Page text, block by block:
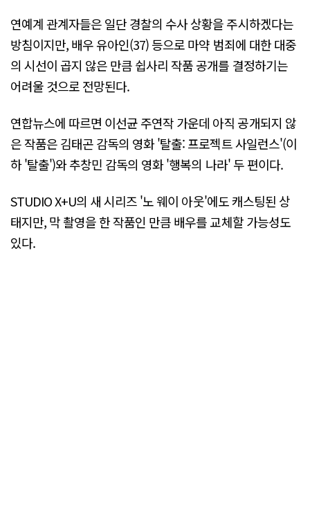
연예계 관계자들은 일단 경찰의 수사 상황을 주시하겠다는
방침이지만, 배우 유아인(37) 등으로 마약 범죄에 대한 대중
의 시선이 곱지 않은 만큼 쉽사리 작품 공개를 결정하기는
어려울 것으로 전망된다.
연합뉴스에 따르면 이선균 주연작 가운데 아직 공개되지 않
은 작품은 김태곤 감독의 영화 '탈출: 프로젝트 사일런스'(이
하 '탈출')와 추창민 감독의 영화 '행복의 나라' 두 편이다.
STUDIO X+U의 새 시리즈 '노 웨이 아웃'에도 캐스팅된 상
태지만, 막 촬영을 한 작품인 만큼 배우를 교체할 가능성도
있다.